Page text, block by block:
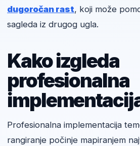
dugoročan rast, koji može
sagleda iz drugog ugla.
Kako izgleda
profesionalna
Profesionalna implementacija
rangiranje počinje mapiranjem